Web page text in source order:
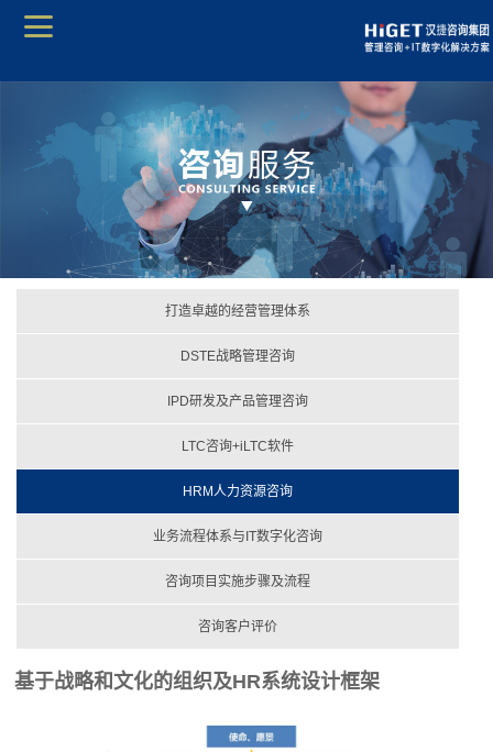
打造卓越的经营管理体系
DSTE战略管理咨询
IPD研发及产品管理咨询
LTC咨询+iLTC软件
HRM人力资源咨询
业务流程体系与IT数字化咨询
咨询项目实施步骤及流程
咨询客户评价
基于战略和文化的组织及HR系统设计框架